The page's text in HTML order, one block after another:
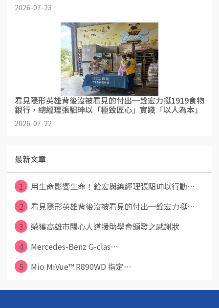
2026-07-23
看見隱形英雄背後沒被看見的付出─銓宏力挺1919食物
銀行，總經理張馹珅以「極致匠心」實踐「以人為本」
2026-07-22
最新文章
1
用生命影響生命！銓宏與總經理張馹珅以行動⋯
2
看見隱形英雄背後沒被看見的付出─銓宏力挺⋯
3
榮獲高雄市關心人道援助學會頒發之感謝狀
4
Mercedes-Benz G-clas⋯
5
Mio MiVue™ R890WD 指定⋯